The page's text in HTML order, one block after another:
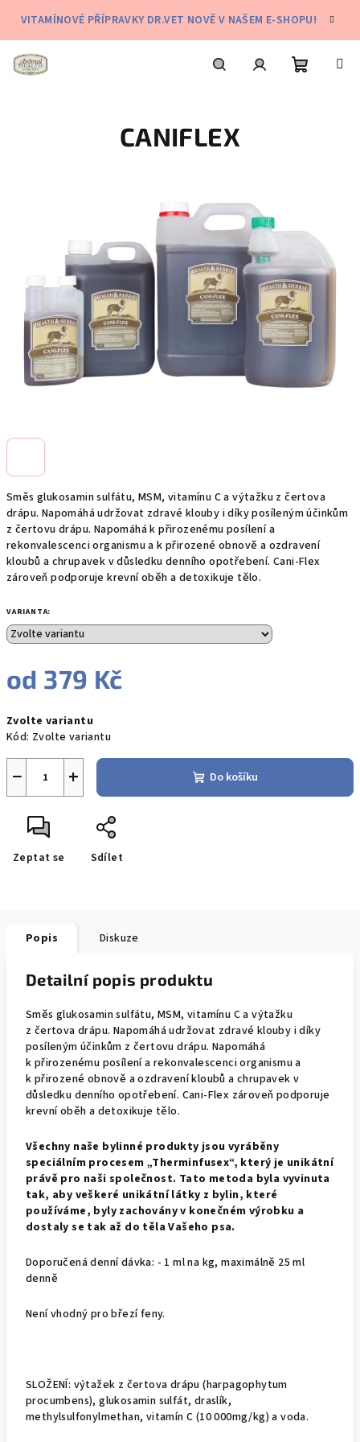
obsah
VITAMÍNOVÉ PŘÍPRAVKY DR.VET NOVĚ V NAŠEM E-SHOPU!
Směs glukosamin sulfátu, MSM, vitamínu C a výtažku z čertova
drápu. Napomáhá udržovat zdravé klouby i díky posíleným účinkům
z čertovu drápu. Napomáhá k přirozenému posílení a
rekonvalescenci organismu a k přirozené obnově a ozdravení
kloubů a chrupavek v důsledku denního opotřebení. Cani-Flex
zároveň podporuje krevní oběh a detoxikuje tělo.
VARIANTA:
od 379 Kč
cena:
Zvolte variantu
Kód: Zvolte variantu
+
− Do košíku
Zeptat se Sdílet
CANIFLEX
Popis Diskuze
Detailní popis produktu
Směs glukosamin sulfátu, MSM, vitamínu C a výtažku
z čertova drápu. Napomáhá udržovat zdravé klouby i díky
posíleným účinkům z čertovu drápu. Napomáhá
k přirozenému posílení a rekonvalescenci organismu a
k přirozené obnově a ozdravení kloubů a chrupavek v
důsledku denního opotřebení. Cani-Flex zároveň podporuje
krevní oběh a detoxikuje tělo.
Všechny naše bylinné produkty jsou vyráběny
speciálním procesem „Therminfusex“, který je unikátní
právě pro naši společnost. Tato metoda byla vyvinuta
tak, aby veškeré unikátní látky z bylin, které
používáme, byly zachovány v konečném výrobku a
dostaly se tak až do těla Vašeho psa.
Doporučená denní dávka: - 1 ml na kg, maximálně 25 ml
denně
Není vhodný pro březí feny.
SLOŽENÍ: výtažek z čertova drápu (harpagophytum
procumbens), glukosamin sulfát, draslík,
methylsulfonylmethan, vitamín C (10 000mg/kg) a voda.